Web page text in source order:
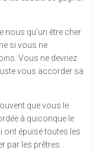
nous qu’un être cher
si vous ne
Vous ne devriez
vous accorder sa
que vous le
à quiconque le
ont épuisé toutes les
par les prêtres.